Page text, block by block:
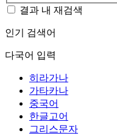
결과 내 재검색
인기 검색어
다국어 입력
히라가나
가타카나
중국어
한글고어
그리스문자